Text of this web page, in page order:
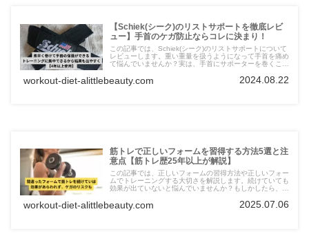
【Schiek(シーク)のリストサポートを徹底レビ
ュー】手首のケガ防止ならコレに決まり！
この記事では、Schiek(シーク)のリストサポートについて
レビューします。重い重量を扱うようになって手首を痛め
て悩んでいませんか？実は、手首にサポーターを巻くこと
レ歴25年以上あり。
workout-diet-alittlebeauty.com 2024.08.22
筋トレで正しいフォームを習得する方法5選と注
意点【筋トレ歴25年以上が解説】
この記事では、正しいフォームの習得方法や正しいフォー
ムでトレーニングする大切さを解説します。続けていても
効果が出ていないと悩んでいませんか？もしかしたら、フ
アで指導経験あり。
workout-diet-alittlebeauty.com 2025.07.06